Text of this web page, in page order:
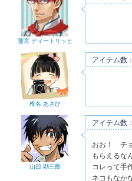
蓮宮 ディートリッヒ
椎名 あさひ
アイテム数
山田 勘三郎
アイテム数
おお！ チ
もらえるな
コレって手
ネコもなか